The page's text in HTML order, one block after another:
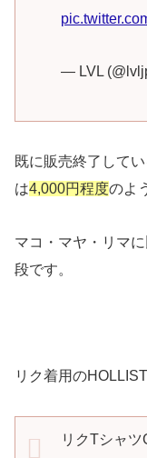
— LVL
既に販売終了して
は4,000円程度のよ
マコ・マヤ・リマ
段です。
リク着用の
リクTシャツ